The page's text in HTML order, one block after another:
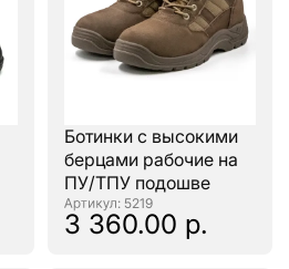
Ботинки с высокими
берцами рабочие на
ПУ/ТПУ подошве
: 5219
3 360.00 р.